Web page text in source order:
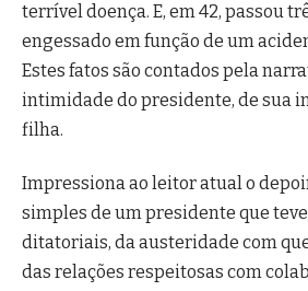
terrível doença. E, em 42, passou
engessado em função de um
Estes fatos são contados pela
intimidade do presidente, de sua
filha.
Impressiona ao leitor atual o
simples de um presidente que
ditatoriais, da austeridade com
das relações respeitosas com